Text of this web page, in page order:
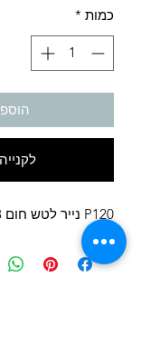
כמות *
P120 נייר לטש חום 8 חורים 5 אינצ